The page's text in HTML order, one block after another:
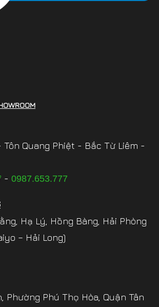
Tôn Quang Phiệt - Bắc Từ Liêm -
- 0987.653.777
Hạ Lý, Hồng Bàng, Hải Phòng
– Hải Long)
Phường Phú Thọ Hòa, Quận Tân